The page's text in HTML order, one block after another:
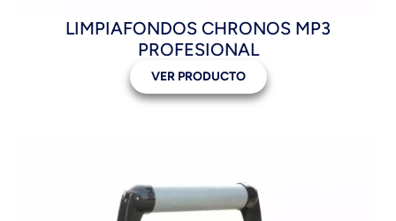
LIMPIAFONDOS CHRONOS MP3
PROFESIONAL
VER PRODUCTO